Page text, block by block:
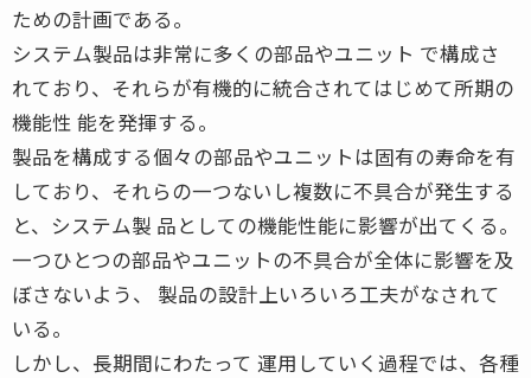
ための計画である。
システム製品は非常に多くの部品やユニット で構成さ
れており、それらが有機的に統合されてはじめて所期の
機能性 能を発揮する。
製品を構成する個々の部品やユニットは固有の寿命を有
しており、それらの一つないし複数に不具合が発生する
と、システム製 品としての機能性能に影響が出てくる。
一つひとつの部品やユニットの不具合が全体に影響を及
ぼさないよう、 製品の設計上いろいろ工夫がなされて
いる。
しかし、長期間にわたって 運用していく過程では、各種